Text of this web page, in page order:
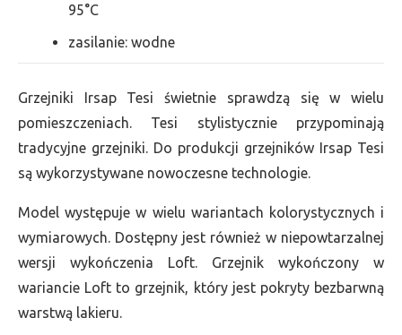
95°C
zasilanie: wodne
Grzejniki Irsap Tesi świetnie sprawdzą się w wielu
pomieszczeniach. Tesi stylistycznie przypominają
tradycyjne grzejniki. Do produkcji grzejników Irsap Tesi
są wykorzystywane nowoczesne technologie.
Model występuje w wielu wariantach kolorystycznych i
wymiarowych. Dostępny jest również w niepowtarzalnej
wersji wykończenia Loft. Grzejnik wykończony w
wariancie Loft to grzejnik, który jest pokryty bezbarwną
warstwą lakieru.